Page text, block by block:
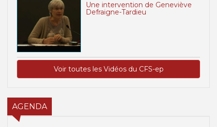
Une intervention de Geneviève
Defraigne-Tardieu
Voir toutes les Vidéos du CFS-ep
AGENDA